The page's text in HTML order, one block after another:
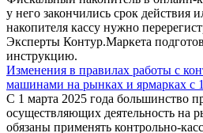
у него закончились срок действия
накопителя кассу нужно
Эксперты Контур.Маркета
инструкцию.
Изменения в правилах работы с
машинами на рынках и ярмарках с
С 1 марта 2025 года большинство
осуществляющих деятельность на
обязаны применять контрольно-